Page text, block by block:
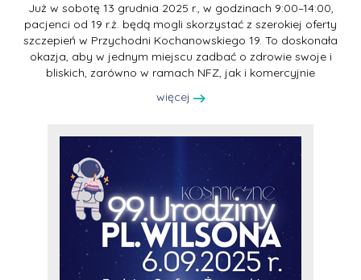
Już w sobotę 13 grudnia 2025 r., w godzinach 9:00–14:00,
pacjenci od 19 r.ż. będą mogli skorzystać z szerokiej oferty
szczepień w Przychodni Kochanowskiego 19. To doskonała
okazja, aby w jednym miejscu zadbać o zdrowie swoje i
bliskich, zarówno w ramach NFZ, jak i komercyjnie
więcej